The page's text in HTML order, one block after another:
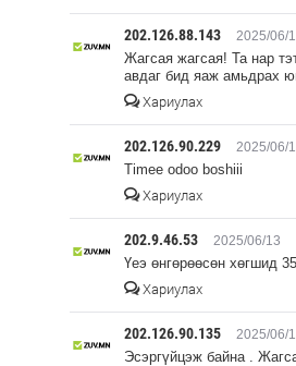
202.126.88.143 2025/06/
Жагсая жагсая! Та нар
авдаг бид яаж амьдрах
Хариулах
202.126.90.229 2025/06/
Timee odoo boshiii
Хариулах
202.9.46.53 2025/06/13
Үеэ өнгөрөөсөн хөгшид
Хариулах
202.126.90.135 2025/06/
Эсэргүйцэж байна .